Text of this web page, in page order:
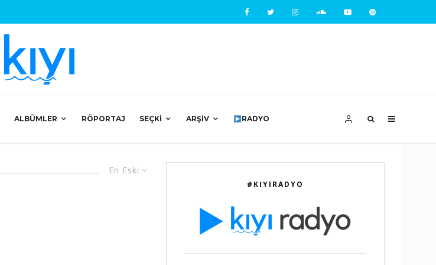
ALBÜMLER RÖPORTAJ SEÇKI ARŞIV RADYO
En Eski
#KIYIRADYO